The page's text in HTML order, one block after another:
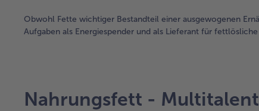
Obwohl Fette wichtiger Bestandteil einer ausgewogenen
Aufgaben als Energiespender und als Lieferant für
Nahrungsfett -